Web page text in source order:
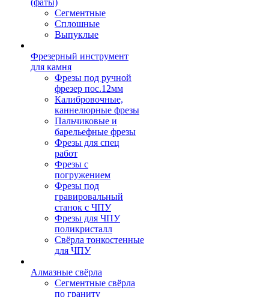
(фаты)
Сегментные
Сплошные
Выпуклые
Фрезерный инструмент
для камня
Фрезы под ручной
фрезер пос.12мм
Калибровочные,
каннелюрные фрезы
Пальчиковые и
барельефные фрезы
Фрезы для спец
работ
Фрезы с
погружением
Фрезы под
гравировальный
станок с ЧПУ
Фрезы для ЧПУ
поликристалл
Свёрла тонкостенные
для ЧПУ
Алмазные свёрла
Сегментные свёрла
по граниту